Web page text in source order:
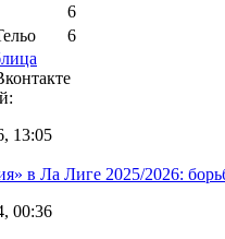
6
6
13:05
в Ла Лиге 2025/2026:
00:36